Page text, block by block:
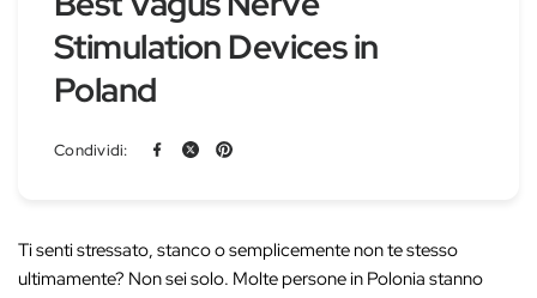
Stimulation Devices in
Poland
Condividi:
Ti senti stressato, stanco o semplicemente non te stesso
ultimamente? Non sei solo. Molte persone in Polonia stanno